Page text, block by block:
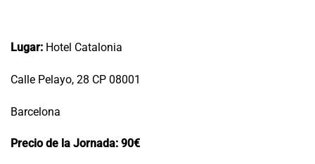
Lugar: Hotel Catalonia
Calle Pelayo, 28 CP 08001
Barcelona
Precio de la Jornada: 90€